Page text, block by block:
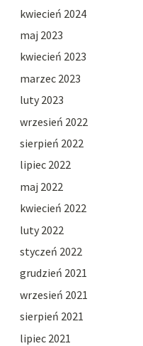
kwiecień 2024
maj 2023
kwiecień 2023
marzec 2023
luty 2023
wrzesień 2022
sierpień 2022
lipiec 2022
maj 2022
kwiecień 2022
luty 2022
styczeń 2022
grudzień 2021
wrzesień 2021
sierpień 2021
lipiec 2021